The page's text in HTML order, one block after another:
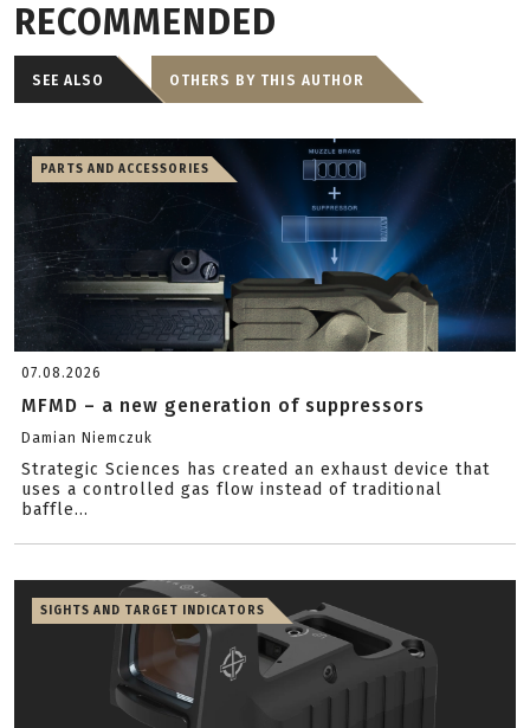
RECOMMENDED
SEE ALSO OTHERS BY THIS AUTHOR
PARTS AND ACCESSORIES
07.08.2026
MFMD – a new generation of suppressors
Damian Niemczuk
Strategic Sciences has created an exhaust device that
uses a controlled gas flow instead of traditional
baffle...
SIGHTS AND TARGET INDICATORS